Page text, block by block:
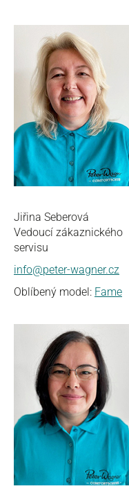
Jiřina Seberová
Vedoucí zákaznického
servisu
info@peter-wagner.cz
Oblíbený model: Fame